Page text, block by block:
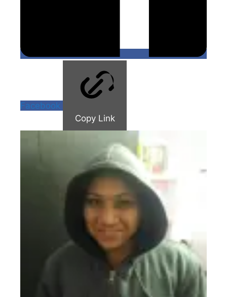
Facebook
Copy Link